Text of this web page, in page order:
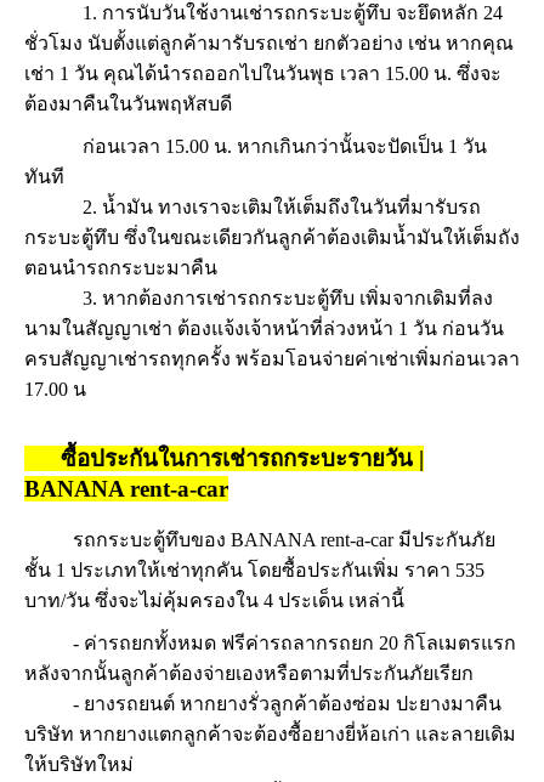
1. การนับวันใช้งานเช่ารถกระบะตู้ทึบ จะยึดหลัก 24
ชั่วโมง นับตั้งแต่ลูกค้ามารับรถเช่า ยกตัวอย่าง เช่น หากคุณ
เช่า 1 วัน คุณได้นำรถออกไปในวันพุธ เวลา 15.00 น. ซึ่งจะ
ต้องมาคืนในวันพฤหัสบดี
ก่อนเวลา 15.00 น. หากเกินกว่านั้นจะปัดเป็น 1 วัน
ทันที
2. น้ำมัน ทางเราจะเติมให้เต็มถึงในวันที่มารับรถ
กระบะตู้ทึบ ซึ่งในขณะเดียวกันลูกค้าต้องเติมน้ำมันให้เต็มถัง
ตอนนำรถกระบะมาคืน
3. หากต้องการเช่ารถกระบะตู้ทึบ เพิ่มจากเดิมที่ลง
นามในสัญญาเช่า ต้องแจ้งเจ้าหน้าที่ล่วงหน้า 1 วัน ก่อนวัน
ครบสัญญาเช่ารถทุกครั้ง พร้อมโอนจ่ายค่าเช่าเพิ่มก่อนเวลา
17.00 น
ซื้อประกันในการเช่ารถกระบะรายวัน |
BANANA rent-a-car
รถกระบะตู้ทึบของ BANANA rent-a-car มีประกันภัย
ชั้น 1 ประเภทให้เช่าทุกคัน โดยซื้อประกันเพิ่ม ราคา 535
บาท/วัน ซึ่งจะไม่คุ้มครองใน 4 ประเด็น เหล่านี้
- ค่ารถยกทั้งหมด ฟรีค่ารถลากรถยก 20 กิโลเมตรแรก
หลังจากนั้นลูกค้าต้องจ่ายเองหรือตามที่ประกันภัยเรียก
- ยางรถยนต์ หากยางรั่วลูกค้าต้องซ่อม ปะยางมาคืน
บริษัท หากยางแตกลูกค้าจะต้องซื้อยางยี่ห้อเก่า และลายเดิม
ให้บริษัทใหม่